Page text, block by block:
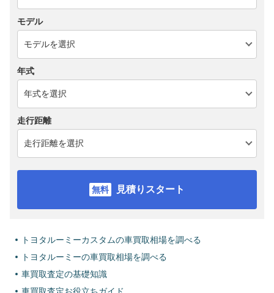
モデル
年式
走行距離
見積りスタート
トヨタルーミーカスタムの車買取相場を調べる
トヨタルーミーの車買取相場を調べる
車買取査定の基礎知識